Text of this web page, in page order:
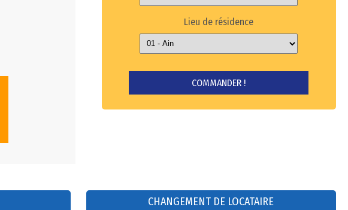
Lieu de résidence
CHANGEMENT DE LOCATAIRE